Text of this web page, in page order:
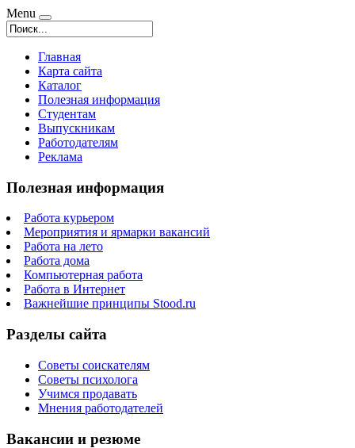
Menu
Главная
Карта сайта
Каталог
Полезная информация
Студентам
Выпускникам
Работодателям
Реклама
Полезная информация
Работа курьером
Мероприятия и ярмарки вакансий
Работа на лето
Работа дома
Компьютерная работа
Работа в Интернет
Важнейшие принципы Stood.ru
Разделы сайта
Советы соискателям
Советы психолога
Учимся продавать
Мнения работодателей
Вакансии и резюме